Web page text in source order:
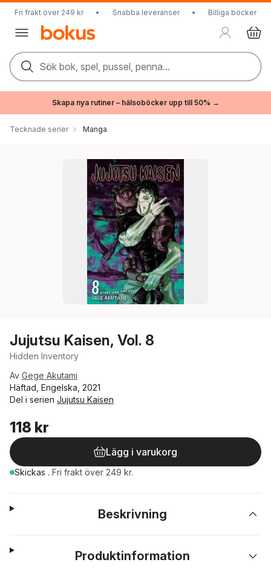
Fri frakt över 249 kr • Snabba leveranser • Billiga böcker
Sök bok, spel, pussel, penna...
Skapa nya rutiner – hälsoböcker upp till 50% →
Tecknade serier Manga
Jujutsu Kaisen, Vol. 8
Hidden Inventory
Av Gege Akutami
Häftad, Engelska, 2021
Del i serien Jujutsu Kaisen
118 kr
Lägg i varukorg
Skickas . Fri frakt över 249 kr.
Beskrivning
Produktinformation